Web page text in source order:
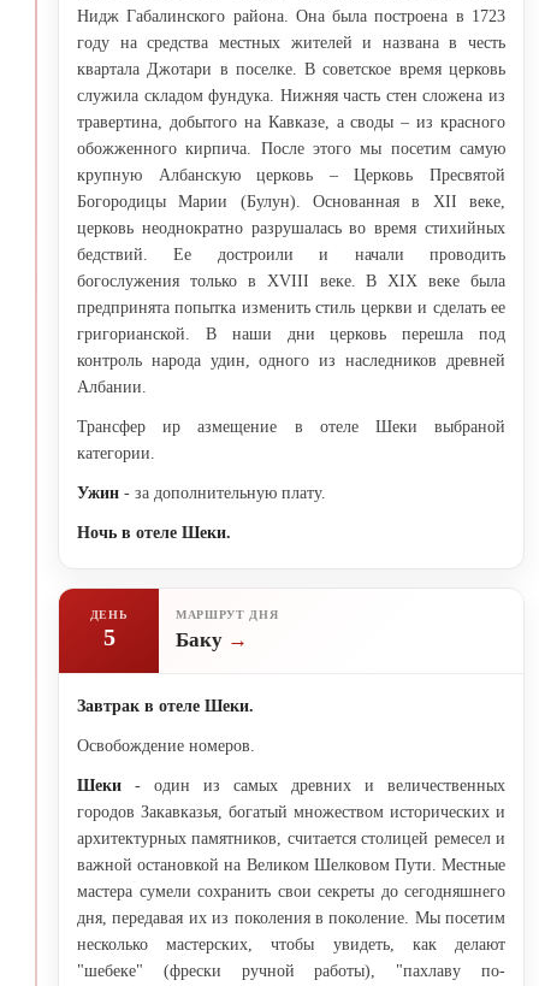
Нидж Габалинского района. Она была построена в 1723
году на средства местных жителей и названа в честь
квартала Джотари в поселке. В советское время церковь
служила складом фундука. Нижняя часть стен сложена из
травертина, добытого на Кавказе, а своды – из красного
обожженного кирпича. После этого мы посетим самую
крупную Албанскую церковь – Церковь Пресвятой
Богородицы Марии (Булун). Основанная в XII веке,
церковь неоднократно разрушалась во время стихийных
бедствий. Ее достроили и начали проводить
богослужения только в XVIII веке. В XIX веке была
предпринята попытка изменить стиль церкви и сделать ее
григорианской. В наши дни церковь перешла под
контроль народа удин, одного из наследников древней
Албании.
Трансфер ир азмещение в отеле Шеки выбраной
категории.
Ужин - за дополнительную плату.
Ночь в отеле Шеки.
ДЕНЬ
5
МАРШРУТ ДНЯ
Баку
Завтрак в отеле Шеки.
Освобождение номеров.
Шеки - один из самых древних и величественных
городов Закавказья, богатый множеством исторических и
архитектурных памятников, считается столицей ремесел и
важной остановкой на Великом Шелковом Пути. Местные
мастера сумели сохранить свои секреты до сегодняшнего
дня, передавая их из поколения в поколение. Мы посетим
несколько мастерских, чтобы увидеть, как делают
"шебеке" (фрески ручной работы), "пахлаву по-